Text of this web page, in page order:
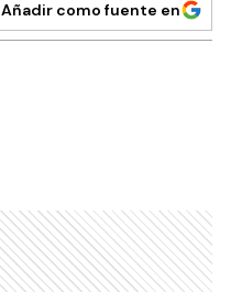
Añadir como fuente en